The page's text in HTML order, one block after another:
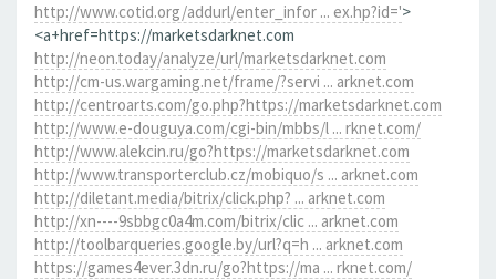
http://www.cotid.org/addurl/enter_infor ... ex.hp?id='>
<a+href=https://marketsdarknet.com
http://neon.today/analyze/url/marketsdarknet.com
http://cm-us.wargaming.net/frame/?servi ... arknet.com
http://centroarts.com/go.php?https://marketsdarknet.com
http://www.e-douguya.com/cgi-bin/mbbs/l ... rknet.com/
http://www.alekcin.ru/go?https://marketsdarknet.com
http://www.transporterclub.cz/mobiquo/s ... arknet.com
http://diletant.media/bitrix/click.php? ... arknet.com
http://xn----9sbbgc0a4m.com/bitrix/clic ... arknet.com
http://toolbarqueries.google.by/url?q=h ... arknet.com
https://games4ever.3dn.ru/go?https://ma ... rknet.com/